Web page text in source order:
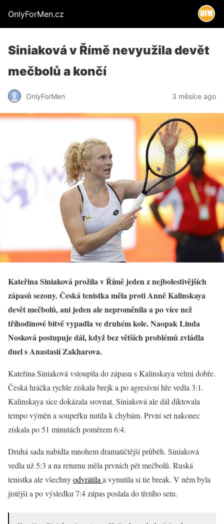
OnlyForMen.cz
Siniaková v Římě nevyužila devět
mečbolů a končí
OnlyForMen 3 měsíce ago
Kateřina Siniaková prožila v Římě jeden z nejbolestivějších
zápasů sezony. Česká tenistka měla proti Anně Kalinskaya
devět mečbolů, ani jeden ale neproměnila a po více než
tříhodinové bitvě vypadla ve druhém kole. Naopak Linda
Nosková postupuje dál, když bez větších problémů zvládla
duel s Anastasií Zakharova.
Kateřina Siniaková vstoupila do zápasu s Kalinskaya velmi dobře.
Česká hráčka rychle získala brejk a po agresivní hře vedla 3:1.
Kalinskaya sice dokázala srovnat, Siniaková ale dál diktovala
tempo výměn a soupeřku nutila k chybám. První set nakonec
získala po 51 minutách poměrem 6:4.
Druhá sada nabídla mnohem dramatičtější průběh. Siniaková
vedla už 5:3 a na returnu měla prvních pět mečbolů. Ruská
tenistka ale všechnyodvrátila a vynutila si tie break. V něm byla
jistější a po výsledku 7:4 zápas poslala do třetího setu.